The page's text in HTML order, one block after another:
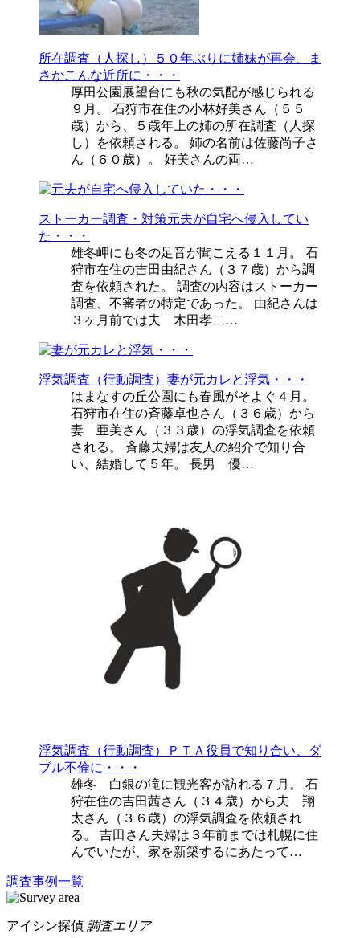
所在調査（人探し）
５０年ぶりに姉妹が再会、ま
さかこんな近所に・・・
厚田公園展望台にも秋の気配が感じられる
９月。 石狩市在住の小林好美さん（５５
歳）から、５歳年上の姉の所在調査（人探
し）を依頼される。 姉の名前は佐藤尚子さ
ん（６０歳）。 好美さんの両…
ストーカー調査・対策元夫が自宅へ侵入してい
た・・・
雄冬岬にも冬の足音が聞こえる１１月。 石
狩市在住の吉田由紀さん（３７歳）から調
査を依頼された。 調査の内容はストーカー
調査、不審者の特定であった。 由紀さんは
３ヶ月前では夫 木田孝二…
浮気調査（行動調査） 妻が元カレと浮気・・・
はまなすの丘公園にも春風がそよぐ４月。
石狩市在住の斉藤卓也さん（３６歳）から
妻 亜美さん（３３歳）の浮気調査を依頼
される。 斉藤夫婦は友人の紹介で知り合
い、結婚して５年。 長男 優…
浮気調査（行動調査）
ＰＴＡ役員で知り合い、ダ
ブル不倫に・・・
雄冬 白銀の滝に観光客が訪れる７月。 石
狩在住の吉田茜さん（３４歳）から夫 翔
太さん（３６歳）の浮気調査を依頼され
る。 吉田さん夫婦は３年前までは札幌に住
んでいたが、家を新築するにあたって…
調査事例一覧
アイシン探偵 調査エリア